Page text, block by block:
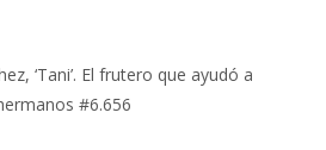
‘Tani’. El frutero que ayudó a
#6.656